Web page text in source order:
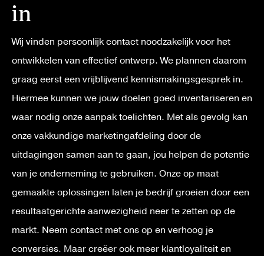
in
Wij vinden persoonlijk contact noodzakelijk voor het
ontwikkelen van effectief ontwerp. We plannen daarom
graag eerst een vrijblijvend kennismakingsgesprek in.
Hiermee kunnen we jouw doelen goed inventariseren en
waar nodig onze aanpak toelichten. Met als gevolg kan
onze vakkundige marketingafdeling door de
uitdagingen samen aan te gaan, jou helpen de potentie
van je onderneming te gebruiken. Onze op maat
gemaakte oplossingen laten je bedrijf groeien door een
resultaatgerichte aanwezigheid neer te zetten op de
markt. Neem contact met ons op en verhoog je
conversies. Maar creëer ook meer klantloyaliteit en